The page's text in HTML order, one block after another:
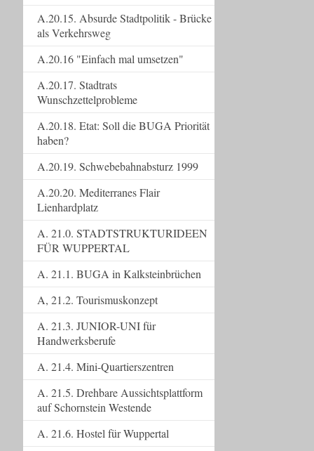
A.20.15. Absurde Stadtpolitik - Brücke
als Verkehrsweg
A.20.16 "Einfach mal umsetzen"
A.20.17. Stadtrats
Wunschzettelprobleme
A.20.18. Etat: Soll die BUGA Priorität
haben?
A.20.19. Schwebebahnabsturz 1999
A.20.20. Mediterranes Flair
Lienhardplatz
A. 21.0. STADTSTRUKTURIDEEN
FÜR WUPPERTAL
A. 21.1. BUGA in Kalksteinbrüchen
A, 21.2. Tourismuskonzept
A. 21.3. JUNIOR-UNI für
Handwerksberufe
A. 21.4. Mini-Quartierszentren
A. 21.5. Drehbare Aussichtsplattform
auf Schornstein Westende
A. 21.6. Hostel für Wuppertal